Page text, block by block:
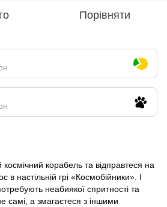
Порівняти
корабель та відправтеся на
в настільній грі «Космобійники». І
неабиякої спритності та
самі, а змагаєтеся з іншими